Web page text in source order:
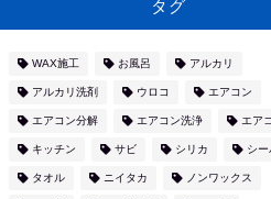
タグ
WAX施工 お風呂 アルカリ
アルカリ洗剤 ウロコ エアコン
エアコン分解 エアコン洗浄 エア
キッチン サビ シリカ シー
タオル ニイタカ ノンワックス